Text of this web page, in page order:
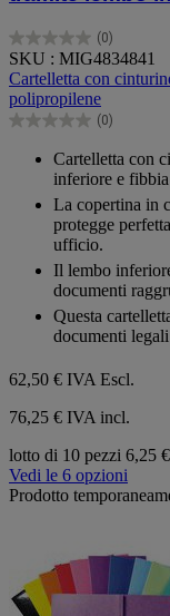
(0)
0.0
su
5
stelle.
SKU : MIG4834841
Cartelletta con
polipropilene
(0)
0.0
Cartelletta con
inferiore e
La copertina in
protegge
ufficio.
Il lembo
documenti
Questa
documenti
62,50 € IVA Escl.
76,25 € IVA incl.
lotto di 10 pezzi 6,25
Vedi le 6 opzioni
Prodotto